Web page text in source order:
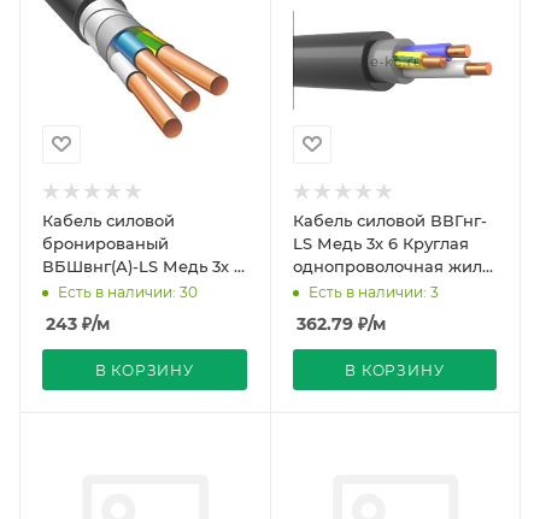
Кабель силовой
бронированый
ВБШвнг(А)-LS Медь 3х 4
круглая
однопроволочная жила
ок
Есть в наличии: 30
243 ₽/м
В КОРЗИНУ
Кабель силовой ВВГнг-
LS Медь 3х 6 Круглая
однопроволочная жила
черный ГОСТ
Есть в наличии: 3
362.79₽/м
В КОРЗИНУ